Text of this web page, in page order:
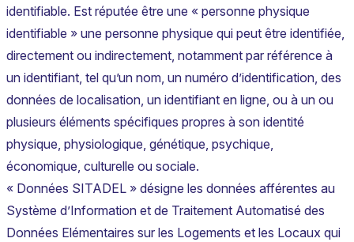
identifiable. Est réputée être une « personne physique
identifiable » une personne physique qui peut être identifiée,
directement ou indirectement, notamment par référence à
un identifiant, tel qu’un nom, un numéro d’identification, des
données de localisation, un identifiant en ligne, ou à un ou
plusieurs éléments spécifiques propres à son identité
physique, physiologique, génétique, psychique,
économique, culturelle ou sociale.
« Données SITADEL » désigne les données afférentes au
Système d’Information et de Traitement Automatisé des
Données Elémentaires sur les Logements et les Locaux qui